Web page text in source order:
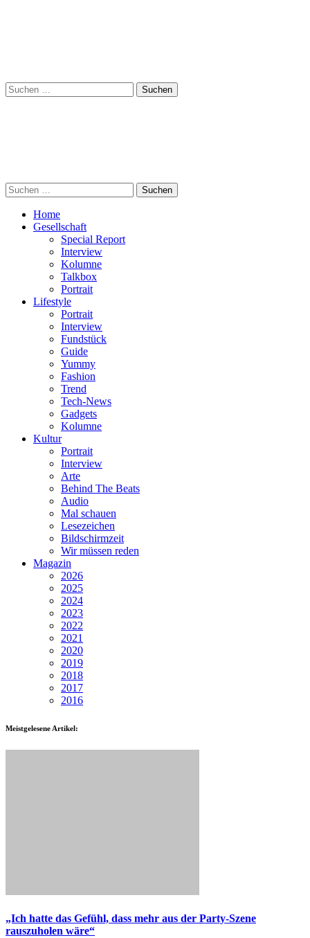
Suchen
nach:
Suchen
nach:
Home
Gesellschaft
Special Report
Interview
Kolumne
Talkbox
Portrait
Lifestyle
Portrait
Interview
Fundstück
Guide
Yummy
Fashion
Trend
Tech-News
Gadgets
Kolumne
Kultur
Portrait
Interview
Arte
Behind The Beats
Audio
Mal schauen
Lesezeichen
Bildschirmzeit
Wir müssen reden
Magazin
2026
2025
2024
2023
2022
2021
2020
2019
2018
2017
2016
Meistgelesene Artikel:
„Ich hatte das Gefühl, dass mehr aus der Party-Szene
rauszuholen wäre“